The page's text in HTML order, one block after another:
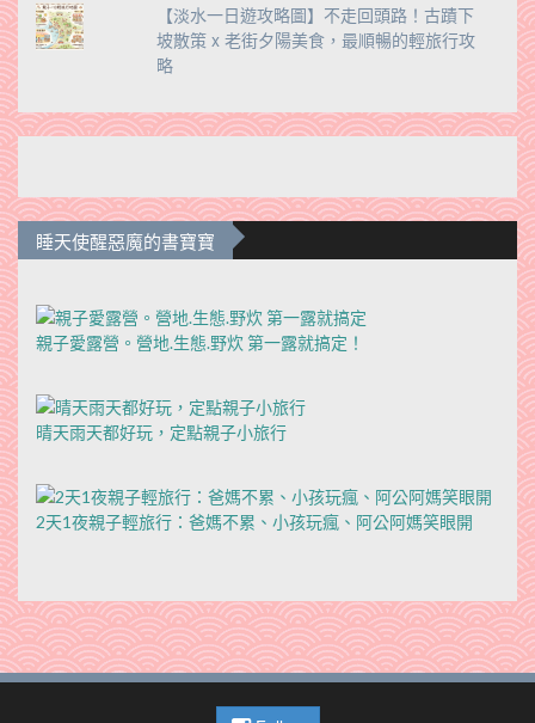
【淡水一日遊攻略圖】不走回頭路！古蹟下
坡散策 x 老街夕陽美食，最順暢的輕旅行攻
略
睡天使醒惡魔的書寶寶
親子愛露營。營地.生態.野炊 第一露就搞定！
晴天雨天都好玩，定點親子小旅行
2天1夜親子輕旅行：爸媽不累、小孩玩瘋、阿公阿媽笑眼開